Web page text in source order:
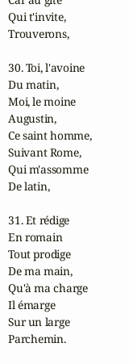
Qui t'invite,
Trouverons,
30. Toi, l'avoine
Du matin,
Moi, le moine
Augustin,
Ce saint homme,
Suivant Rome,
Qui m'assomme
De latin,
31. Et rédige
En romain
Tout prodige
De ma main,
Qu'à ma charge
Il émarge
Sur un large
Parchemin.